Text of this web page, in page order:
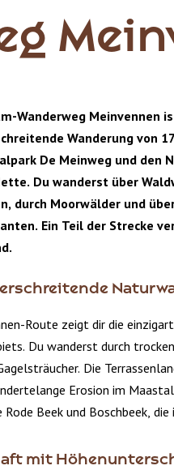
Wanderweg Meinvennen
Wanderung von
De Meinweg und den
Du wanderst über
durch Moorwälder und
Ein Teil der Strecke
Route zeigt dir die
Du wanderst durch
Die
Erosion im
Rode Beek und Boschbeek, die
mit